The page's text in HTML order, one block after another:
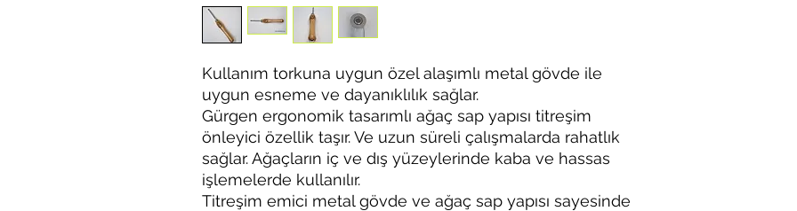
Kullanım torkuna uygun özel alaşımlı metal gövde ile
uygun esneme ve dayanıklılık sağlar.
Gürgen ergonomik tasarımlı ağaç sap yapısı titreşim
önleyici özellik taşır. Ve uzun süreli çalışmalarda rahatlık
sağlar. Ağaçların iç ve dış yüzeylerinde kaba ve hassas
işlemelerde kullanılır.
Titreşim emici metal gövde ve ağaç sap yapısı sayesinde